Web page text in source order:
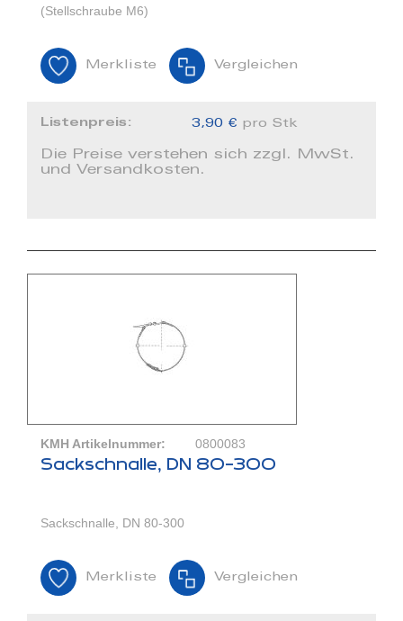
(Stellschraube M6)
Merkliste Vergleichen
Listenpreis: 3,90 € pro Stk
Die Preise verstehen sich zzgl. MwSt.
und Versandkosten.
KMH Artikelnummer: 0800083
Sackschnalle, DN 80-300
Sackschnalle, DN 80-300
Merkliste Vergleichen